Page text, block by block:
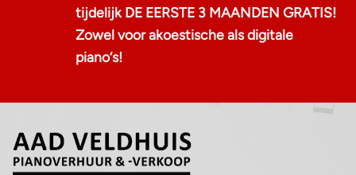
tijdelijk DE EERSTE 3 MAANDEN GRATIS!
Zowel voor akoestische als digitale
piano‘s!